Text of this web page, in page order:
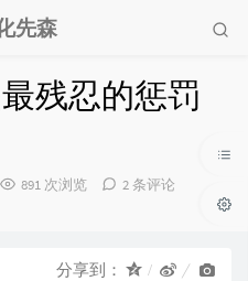
先森
残忍的惩罚
891 次浏览
2 条评论
分享到：